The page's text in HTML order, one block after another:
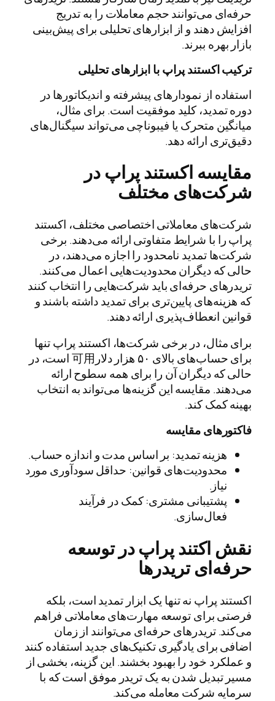
حرفه‌ای می‌توانند حجم معاملات را به تدریج
افزایش دهند و از ابزارهای تحلیلی برای پیش‌بینی
بازار بهره ببرند.
ترکیب اکستند پراپ با ابزارهای تحلیلی
استفاده از نمودارهای پیشرفته و اندیکاتورها در
دوره تمدید، کلید موفقیت است. برای مثال،
میانگین متحرک یا فیبوناچی می‌تواند سیگنال‌های
دقیق‌تری ارائه دهد.
مقایسه اکستند پراپ در
شرکت‌های مختلف
شرکت‌های معاملاتی اختصاصی مختلف، اکستند
پراپ را با شرایط متفاوتی ارائه می‌دهند. برخی
شرکت‌ها تمدید نامحدود را اجازه می‌دهند، در
حالی که دیگران محدودیت‌هایی اعمال می‌کنند.
تریدرهای حرفه‌ای باید شرکت‌هایی را انتخاب کنند
که هزینه‌های پایین‌تری برای تمدید داشته باشند و
قوانین انعطاف‌پذیری ارائه دهند.
برای مثال، در برخی شرکت‌ها، اکستند پراپ تنها
برای حساب‌های بالای ۵۰ هزار دلار可用 است، در
حالی که دیگران آن را برای همه سطوح ارائه
می‌دهند. مقایسه این گزینه‌ها می‌تواند به انتخاب
بهینه کمک کند.
فاکتورهای مقایسه
هزینه تمدید: بر اساس مدت و اندازه حساب.
محدودیت‌های قوانین: حداقل سودآوری مورد
نیاز.
پشتیبانی مشتری: کمک در فرآیند
فعال‌سازی.
نقش اکتند پراپ در توسعه
حرفه‌ای تریدرها
اکستند پراپ نه تنها یک ابزار تمدید است، بلکه
فرصتی برای توسعه مهارت‌های معاملاتی فراهم
می‌کند. تریدرهای حرفه‌ای می‌توانند از زمان
اضافی برای یادگیری تکنیک‌های جدید استفاده کنند
و عملکرد خود را بهبود بخشند. این گزینه، بخشی از
مسیر تبدیل شدن به یک تریدر موفق است که با
سرمایه شرکت معامله می‌کند.